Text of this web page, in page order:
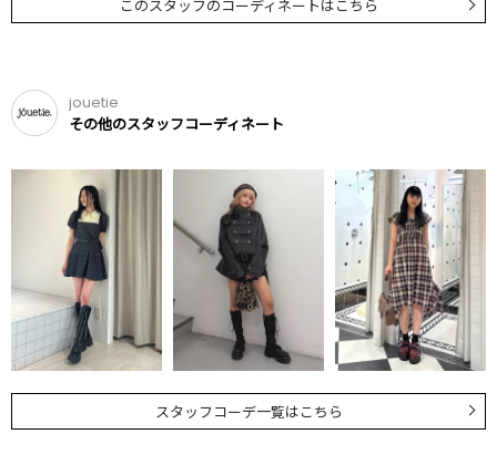
このスタッフのコーディネートはこちら
jouetie
その他のスタッフコーディネート
スタッフコーデ一覧はこちら